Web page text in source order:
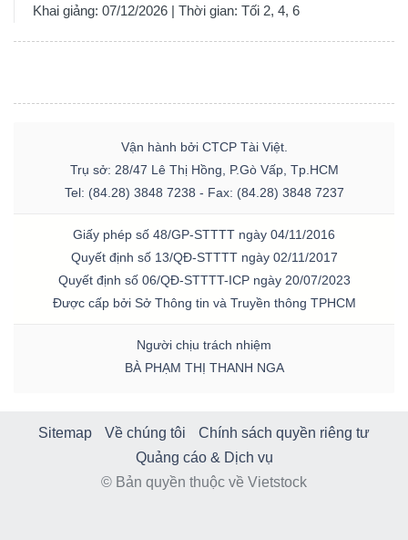
Khai giảng: 07/12/2026 | Thời gian: Tối 2, 4, 6
Vận hành bởi CTCP Tài Việt.
Trụ sở: 28/47 Lê Thị Hồng, P.Gò Vấp, Tp.HCM
Tel: (84.28) 3848 7238 - Fax: (84.28) 3848 7237
Giấy phép số 48/GP-STTTT ngày 04/11/2016
Quyết định số 13/QĐ-STTTT ngày 02/11/2017
Quyết định số 06/QĐ-STTTT-ICP ngày 20/07/2023
Được cấp bởi Sở Thông tin và Truyền thông TPHCM
Người chịu trách nhiệm
BÀ PHẠM THỊ THANH NGA
Sitemap Về chúng tôi
Chính sách quyền riêng tư
Quảng cáo & Dịch vụ
© Bản quyền thuộc về Vietstock